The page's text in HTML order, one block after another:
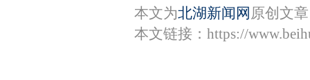
本文为北湖新闻网 原创文
本文链接： https://